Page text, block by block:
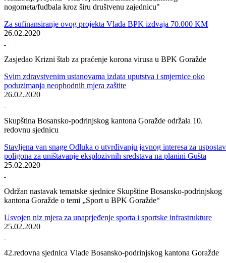
Centralna manifestacija povodom Dana nezavisnosti Bosne i
Bosna i Hercegovina treba da bude iznad naših ličnih interesa!
28.02.2020